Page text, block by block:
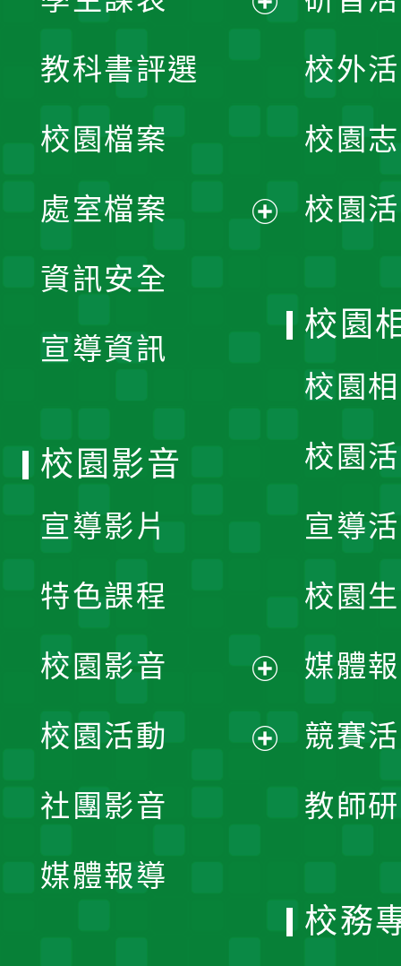
單
教科書評選
校園檔案
處室檔案
資訊安全
宣導資訊
校外
校園
校園
校園
校園
校園
宣導
校園
媒體
競賽
教師
校園影音
宣導影片
特色課程
校園影音
開
校園活動
社團影音
媒體報導
校務